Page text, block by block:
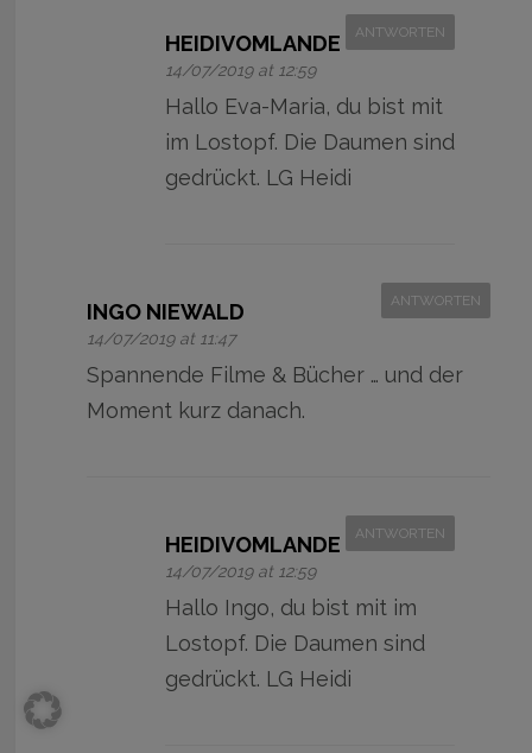
HEIDIVOMLANDE
14/07/2019 at 12:59
ANTWORTEN
Hallo Eva-Maria, du bist mit
im Lostopf. Die Daumen sind
gedrückt. LG Heidi
INGO NIEWALD
14/07/2019 at 11:47
ANTWORTEN
Spannende Filme & Bücher … und der
Moment kurz danach.
HEIDIVOMLANDE
14/07/2019 at 12:59
ANTWORTEN
Hallo Ingo, du bist mit im
Lostopf. Die Daumen sind
gedrückt. LG Heidi